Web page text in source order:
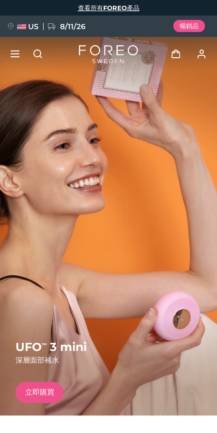
UFO™ 3 mini
深層面部補水
立即購買
查看所有FOREO產品
US 8/11/26 暢銷品
用戶信息
我的設備
我的訂單
我的地址
我的訂閱
新品
FAQ™ Pure Beauty-Tech Elixir
BREAKING NEWS
issa™ Teeth Whitening Set
FAQ™ Dual LED Panel
熱門產品
特別優惠 暢銷產品
紅光療法
語言
English Deutsch
Español
Français
Italiano
Português
Polski
Svenska
Türkçe
简体中文
發貨國家
預計送達日期8/10/26
預計送達日期8/10/26
預計送達日期8/13/26
預計送達日期8/10/26
德國 預計送達日期8/10/26
加拿大 預計送達日期